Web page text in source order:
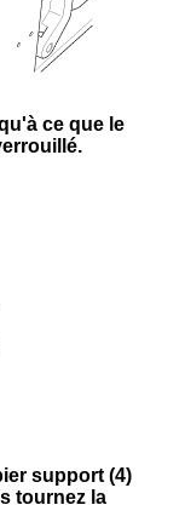
ce que le
support (4)
tournez la